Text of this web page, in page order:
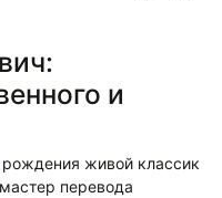
и
живой классик
перевода